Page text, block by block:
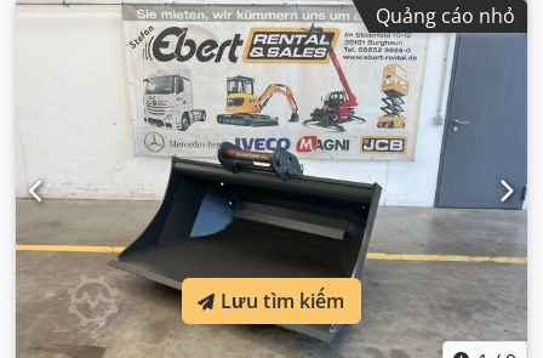
Quảng cáo nhỏ
Lưu tìm kiếm